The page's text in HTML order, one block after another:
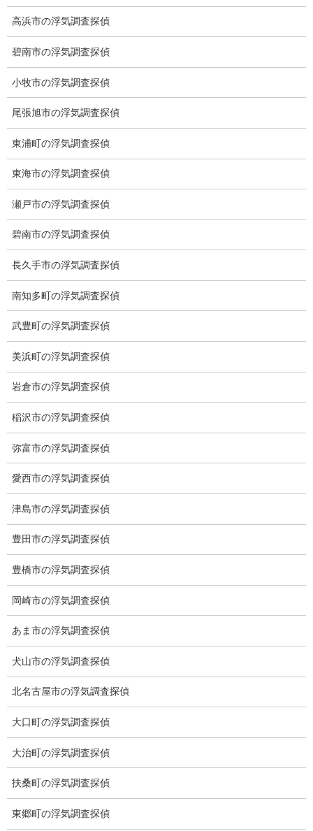
2025-07-14
総合探偵社ミライリサーチ
Toshin.Sakuraビル 10F
ベストビル6B
愛知県公安委員会 第54250033号
【出張面談いたします】
愛知県内でご面談場所のご要望がございましたら、お申し付けく
※弊社から24時間以内に返信が無い場合、再度LINE又はお電話を
お願いいたします。
ブログ (496)
お知らせ (1)
高浜市の浮気調査探偵
碧南市の浮気調査探偵
小牧市の浮気調査探偵
尾張旭市の浮気調査探偵
東浦町の浮気調査探偵
東海市の浮気調査探偵
瀬戸市の浮気調査探偵
碧南市の浮気調査探偵
長久手市の浮気調査探偵
南知多町の浮気調査探偵
武豊町の浮気調査探偵
美浜町の浮気調査探偵
岩倉市の浮気調査探偵
稲沢市の浮気調査探偵
弥富市の浮気調査探偵
愛西市の浮気調査探偵
津島市の浮気調査探偵
豊田市の浮気調査探偵
豊橋市の浮気調査探偵
岡崎市の浮気調査探偵
あま市の浮気調査探偵
犬山市の浮気調査探偵
北名古屋市の浮気調査探偵
大口町の浮気調査探偵
大治町の浮気調査探偵
扶桑町の浮気調査探偵
東郷町の浮気調査探偵